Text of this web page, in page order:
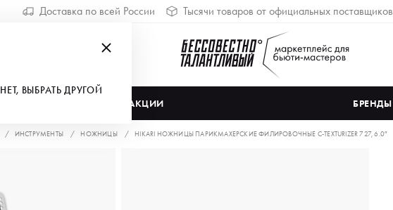
Доставка по всей России Тысячи товаров от официальных поставщиков
АКЦИИ БРЕНДЫ
НЕТ, ВЫБРАТЬ ДРУГОЙ
ИНСТРУМЕНТЫ НОЖНИЦЫ HIKARI НОЖНИЦЫ ПАРИКМАХЕРСКИЕ ФИЛИРОВОЧНЫЕ C-TEXTURIZER 727, 6.0″